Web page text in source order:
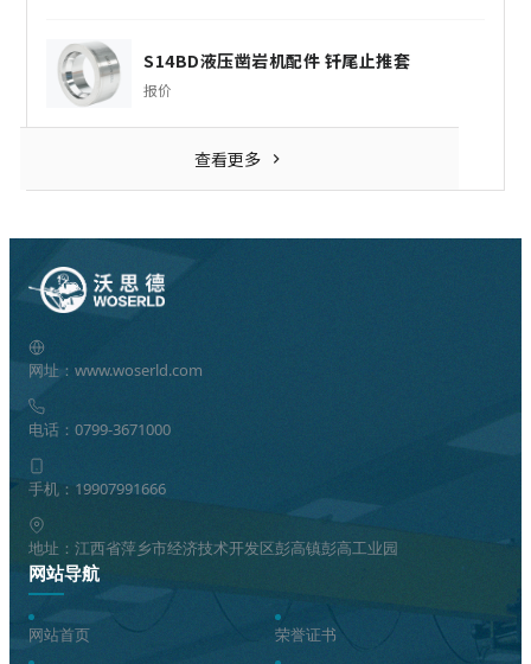
S14BD液压凿岩机配件 钎尾止推套
报价
查看更多
网址：www.woserld.com
电话：0799-3671000
手机：19907991666
地址：江西省萍乡市经济技术开发区彭高镇彭高工业园
网站导航
网站首页 荣誉证书